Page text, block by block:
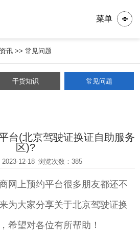
菜单
讯 >>常见问题
干货知识 常见问题
台(北京驾驶证换证自助服务
区)?
12-18 浏览次数：385
网上预约平台很多朋友都还不
为大家分享关于北京驾驶证换
希望对各位有所帮助！